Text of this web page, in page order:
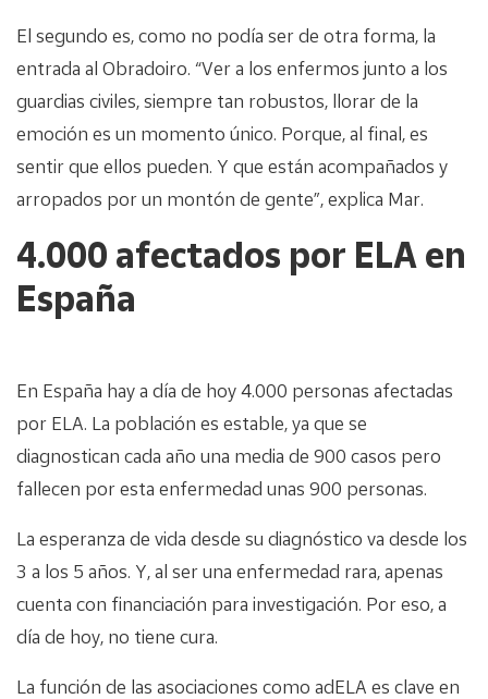
El segundo es, como no podía ser de otra forma, la
entrada al Obradoiro. “Ver a los enfermos junto a los
guardias civiles, siempre tan robustos, llorar de la
emoción es un momento único. Porque, al final, es
sentir que ellos pueden. Y que están acompañados y
arropados por un montón de gente”, explica Mar.
4.000 afectados por ELA en
España
En España hay a día de hoy 4.000 personas afectadas
por ELA. La población es estable, ya que se
diagnostican cada año una media de 900 casos pero
fallecen por esta enfermedad unas 900 personas.
La esperanza de vida desde su diagnóstico va desde los
3 a los 5 años. Y, al ser una enfermedad rara, apenas
cuenta con financiación para investigación. Por eso, a
día de hoy, no tiene cura.
La función de las asociaciones como adELA es clave en